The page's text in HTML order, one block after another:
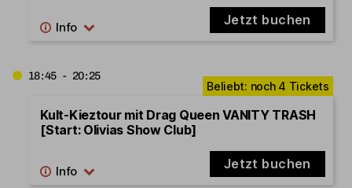
Jetzt buchen
18:45 - 20:25
Kult-Kieztour mit Drag Queen VANITY TRASH
[Start: Olivias Show Club]
Jetzt buchen